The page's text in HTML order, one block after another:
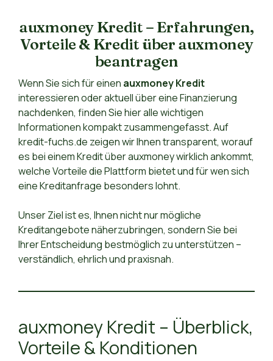
auxmoney Kredit – Erfahrungen,
Vorteile & Kredit über auxmoney
beantragen
Wenn Sie sich für einen auxmoney Kredit
interessieren oder aktuell über eine Finanzierung
nachdenken, finden Sie hier alle wichtigen
Informationen kompakt zusammengefasst. Auf
kredit-fuchs.de zeigen wir Ihnen transparent, worauf
es bei einem Kredit über auxmoney wirklich ankommt,
welche Vorteile die Plattform bietet und für wen sich
eine Kreditanfrage besonders lohnt.
Unser Ziel ist es, Ihnen nicht nur mögliche
Kreditangebote näherzubringen, sondern Sie bei
Ihrer Entscheidung bestmöglich zu unterstützen –
verständlich, ehrlich und praxisnah.
auxmoney Kredit – Überblick,
Vorteile & Konditionen